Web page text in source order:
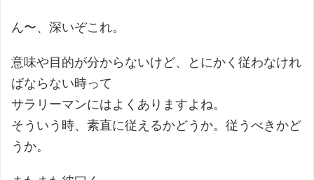
ん〜、深いぞこれ。
意味や目的が分からないけど、とにかく従わなけれ
ばならない時って
サラリーマンにはよくありますよね。
そういう時、素直に従えるかどうか。従うべきかど
うか。